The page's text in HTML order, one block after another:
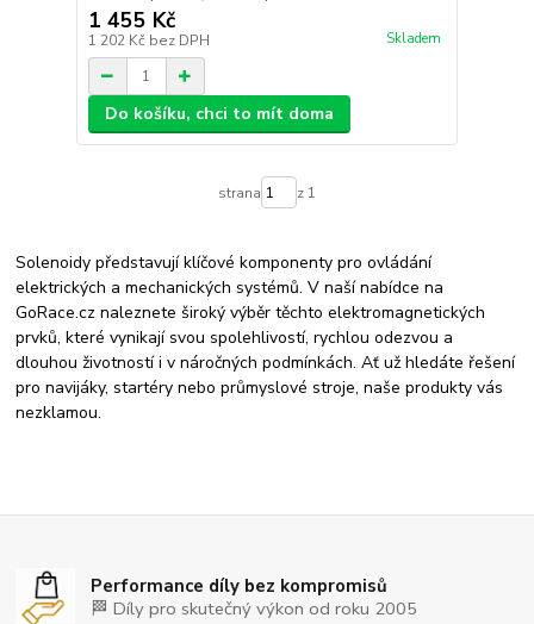
1 455 Kč
1 202 Kč bez DPH Skladem
Do košíku, chci to mít doma
strana z 1
Solenoidy představují klíčové komponenty pro ovládání
elektrických a mechanických systémů. V naší nabídce na
GoRace.cz naleznete široký výběr těchto elektromagnetických
prvků, které vynikají svou spolehlivostí, rychlou odezvou a
dlouhou životností i v náročných podmínkách. Ať už hledáte řešení
pro navijáky, startéry nebo průmyslové stroje, naše produkty vás
nezklamou.
Performance díly bez kompromisů
🏁 Díly pro skutečný výkon od roku 2005